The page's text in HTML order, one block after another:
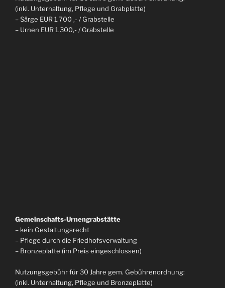
(inkl. Unterhaltung, Pflege und Grabplatte)
– Särge EUR 1.700 ,- / Grabstelle
– Urnen EUR 1.300,- / Grabstelle
Gemeinschafts-Urnengrabstätte
– kein Gestaltungsrecht
– Pflege durch die Friedhofsverwaltung
– Bronzeplatte (im Preis eingeschlossen)
Nutzungsgebühr für 30 Jahre gem. Gebührenordnung:
(inkl. Unterhaltung, Pflege und Bronzeplatte)